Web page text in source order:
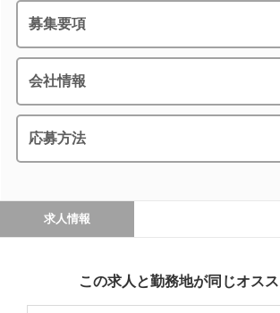
募集要項
会社情報
応募方法
求人情報
この求人と勤務地が同じオス